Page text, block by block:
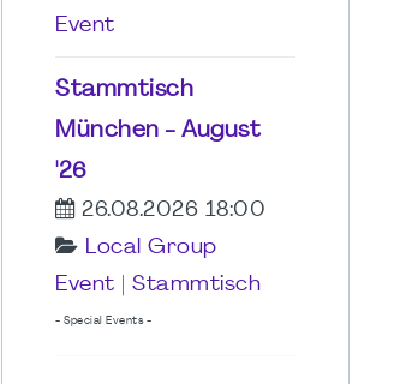
Event
Stammtisch
München - August
'26
26.08.2026 18:00
Local Group
Event
Stammtisch
- Special Events -